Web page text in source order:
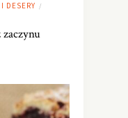
DESERY /